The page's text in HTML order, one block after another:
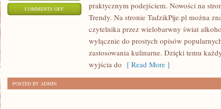
COMMENTS OFFON
praktycznym podejściem. Nowości na
Trendy. Na stronie TadzikPije.pl można
czytelnika przez wielobarwny świat
wyłącznie do prostych opisów
zastosowania kulinarne. Dzięki temu
wyjścia do [ Read More ]
POSTED BY ADMIN